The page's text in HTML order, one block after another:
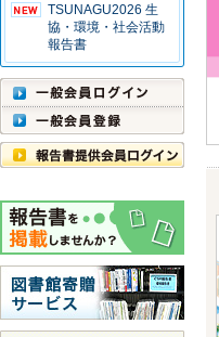
TSUNAGU2026 生
協・環境・社会活動
報告書